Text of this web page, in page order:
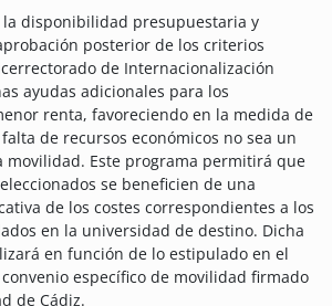
disponibilidad presupuestaria y
posterior de los criterios
de Internacionalización
ayudas adicionales para los
renta, favoreciendo en la medida de
de recursos económicos no sea un
movilidad. Este programa permitirá que
se beneficien de una
de los costes correspondientes a los
en la universidad de destino. Dicha
en función de lo estipulado en el
específico de movilidad firmado
de Cádiz.